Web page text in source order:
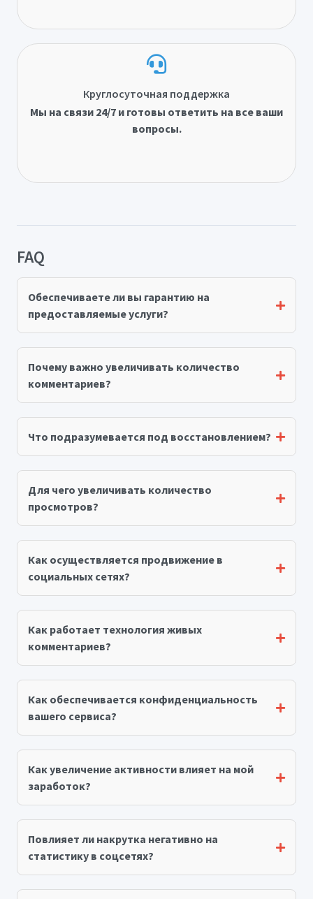
Круглосуточная поддержка
Мы на связи 24/7 и готовы ответить на все ваши
вопросы.
FAQ
Обеспечиваете ли вы гарантию на
предоставляемые услуги?
Почему важно увеличивать количество
комментариев?
Что подразумевается под восстановлением?
Для чего увеличивать количество
просмотров?
Как осуществляется продвижение в
социальных сетях?
Как работает технология живых
комментариев?
Как обеспечивается конфиденциальность
вашего сервиса?
Как увеличение активности влияет на мой
заработок?
Повлияет ли накрутка негативно на
статистику в соцсетях?